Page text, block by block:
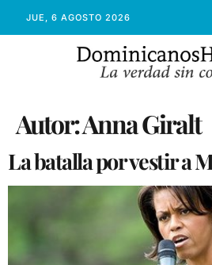
JUE, 6 AGOSTO 2026
Autor:Anna Giralt
La batalla por vestir a